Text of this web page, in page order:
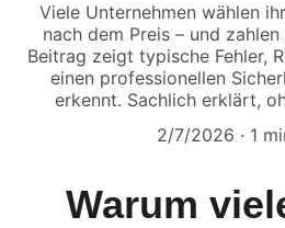
Viele Unternehmen wählen
nach dem Preis – und
Beitrag zeigt typische Fehler,
einen professionellen
erkennt. Sachlich erklärt,
2/7/2026
1
Warum